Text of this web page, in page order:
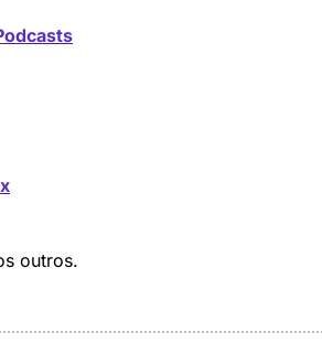
outros.